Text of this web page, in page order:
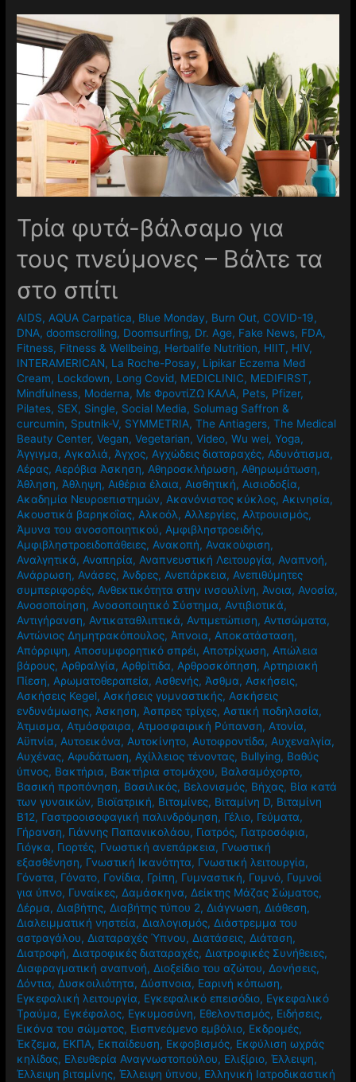
Τρία φυτά-βάλσαμο για
τους πνεύμονες – Βάλτε τα
στο σπίτι
AIDS, AQUA Carpatica, Blue Monday, Burn Out, COVID-19,
DNA,doomscrolling, Doomsurfing, Dr. Age, Fake News, FDA,
Fitness, Fitness & Wellbeing, Herbalife Nutrition, HIIT, HIV,
INTERAMERICAN, La Roche-Posay, Lipikar Eczema Med
Cream, Lockdown, Long Covid, MEDICLINIC, MEDIFIRST,
Mindfulness, Moderna, Mε ΦροντίΖΩ ΚΑΛΑ, Pets, Pfizer,
Pilates, SEX, Single, Social Media, Solumag Saffron &
curcumin, Sputnik-V, SYMMETRIA,The Antiagers,The Medical
Beauty Center,Vegan,Vegetarian,Video,Wu wei,Yoga,
Άγγιγμα, Αγκαλιά, Άγχος, Αγχώδεις διαταραχές, Αδυνάτισμα,
Αέρας, Αερόβια Άσκηση, Αθηροσκλήρωση, Αθηρωμάτωση,
Άθληση, Άθληψη, Αιθέρια έλαια, Αισθητική, Αισιοδοξία,
Ακαδημία Νευροεπιστημών, Ακανόνιστος κύκλος, Ακινησία,
Ακουστικά βαρηκοΐας, Αλκοόλ, Αλλεργίες, Αλτρουισμός,
Άμυνα του ανοσοποιητικού, Αμφιβληστροειδής,
Αμφιβληστροειδοπάθειες, Ανακοπή, Ανακούφιση,
Αναλγητικά, Αναπηρία, Αναπνευστική Λειτουργία, Αναπνοή,
Ανάρρωση, Ανάσες, Άνδρες, Ανεπάρκεια, Ανεπιθύμητες
συμπεριφορές, Ανθεκτικότητα στην ινσουλίνη, Άνοια, Ανοσία,
Ανοσοποίηση, Ανοσοποιητικό Σύστημα, Αντιβιοτικά,
Αντιγήρανση, Αντικαταθλιπτικά, Αντιμετώπιση, Αντισώματα,
Αντώνιος Δημητρακόπουλος, Άπνοια, Αποκατάσταση,
Απόρριψη, Αποσυμφορητικό σπρέι, Αποτρίχωση, Απώλεια
βάρους, Αρθραλγία, Αρθρίτιδα, Αρθροσκόπηση, Αρτηριακή
Πίεση, Αρωματοθεραπεία, Ασθενής, Άσθμα, Ασκήσεις,
Ασκήσεις Kegel, Ασκήσεις γυμναστικής, Ασκήσεις
ενδυνάμωσης, Άσκηση, Άσπρες τρίχες, Αστική ποδηλασία,
Άτμισμα, Ατμόσφαιρα, Ατμοσφαιρική Ρύπανση, Ατονία,
Αϋπνία, Αυτοεικόνα, Αυτοκίνητο, Αυτοφροντίδα, Αυχεναλγία,
Αυχένας, Αφυδάτωση, Αχίλλειος τένοντας, Βullying, Βαθύς
ύπνος, Βακτήρια, Βακτήρια στομάχου, Βαλσαμόχορτο,
Βασική προπόνηση, Βασιλικός, Βελονισμός, Βήχας, Βία κατά
των γυναικών, Βιοϊατρική, Βιταμίνες, Βιταμίνη D, Βιταμίνη
Β12, Γαστροοισοφαγική παλινδρόμηση, Γέλιο, Γεύματα,
Γήρανση, Γιάννης Παπανικολάου, Γιατρός, Γιατροσόφια,
Γιόγκα, Γιορτές, Γνωστική ανεπάρκεια, Γνωστική
εξασθένηση, Γνωστική Ικανότητα, Γνωστική λειτουργία,
Γόνατα, Γόνατο, Γονίδια, Γρίπη, Γυμναστική, Γυμνό, Γυμνοί
για ύπνο, Γυναίκες, Δαμάσκηνα, Δείκτης Μάζας Σώματος,
Δέρμα, Διαβήτης, Διαβήτης τύπου 2, Διάγνωση, Διάθεση,
Διαλειμματική νηστεία, Διαλογισμός, Διάστρεμμα του
αστραγάλου, Διαταραχές Ύπνου, Διατάσεις, Διάταση,
Διατροφή, Διατροφικές διαταραχές, Διατροφικές Συνήθειες,
Διαφραγματική αναπνοή, Διοξείδιο του αζώτου, Δονήσεις,
Δόντια, Δυσκοιλιότητα, Δύσπνοια, Εαρινή κόπωση,
Εγκεφαλική λειτουργία, Εγκεφαλικό επεισόδιο, Εγκεφαλικό
Τραύμα, Εγκέφαλος, Εγκυμοσύνη, Εθελοντισμός, Ειδήσεις,
Εικόνα του σώματος, Εισπνεόμενο εμβόλιο, Εκδρομές,
Έκζεμα, ΕΚΠΑ, Εκπαίδευση, Εκφοβισμός, Εκφύλιση ωχράς
κηλίδας, Ελευθερία Αναγνωστοπούλου, Ελιξίριο,Έλλειψη,
Έλλειψη βιταμίνης,Έλλειψη ύπνου, Ελληνική Ιατροδικαστική